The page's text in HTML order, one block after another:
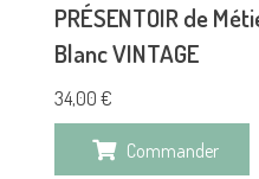
PRÉSENTOIR de
Blanc VINTAGE
34,00 €
Commander